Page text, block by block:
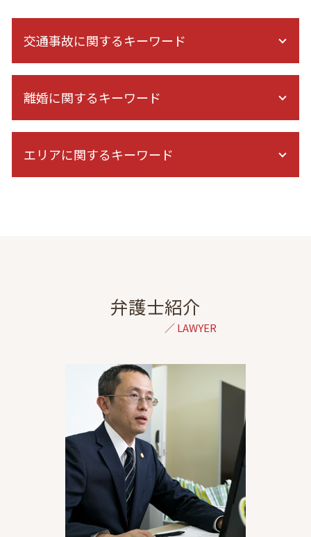
交通事故に関するキーワード
高次脳機能障害 等級認定
交通事故 相手 無保険
交通事故後 症状
後遺症 診断 期間
人身傷害 保険 逸失利益 計算
交通事故 後遺障害
保険会社 示談
飛び出し 事故
交通事故 過失割合
離婚に関するキーワード
共同親権 離婚後
協議離婚とは
経済的dv 共働き
協議離婚 弁護士 メリット
離婚 慰謝料 精神的苦痛
調停 不成立 裁判
婚姻費用 別居
DV 夫
ドメスティックバイオレンス 相談
遠距離 浮気
エリアに関するキーワード
虎ノ門 協議離婚 弁護士
dv 離婚 弁護士 東京
結婚詐欺 弁護士 相談 港区
相続 弁護士 相談 港区
一般民事 弁護士 相談 東京
債務整理 弁護士 相談 港区
債務整理 弁護士 相談 東京
離婚 弁護士 相談 神奈川
結婚詐欺 弁護士 相談 東京
成年後見 弁護士 相談 東京
交通事故 弁護士 相談 全国対応
交通事故 弁護士 相談 都内
不動産トラブル 弁護士 相談 港区
弁護士紹介